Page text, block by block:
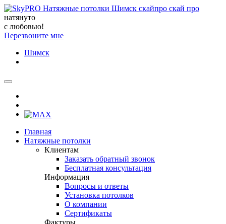
натянуто
с любовью!
Перезвоните мне
Шимск
Главная
Натяжные потолки
Клиентам
Заказать обратный звонок
Бесплатная консультация
Информация
Вопросы и ответы
Установка потолков
О компании
Сертификаты